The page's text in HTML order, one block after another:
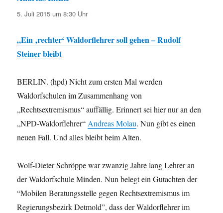
5. Juli 2015 um 8:30 Uhr
„Ein ‚rechter‘ Waldorflehrer soll gehen – Rudolf
Steiner bleibt
BERLIN. (hpd) Nicht zum ersten Mal werden
Waldorfschulen im Zusammenhang von
„Rechtsextremismus“ auffällig. Erinnert sei hier nur an den
„NPD-Waldorflehrer“Andreas Molau. Nun gibt es einen
neuen Fall. Und alles bleibt beim Alten.
Wolf-Dieter Schröppe war zwanzig Jahre lang Lehrer an
der Waldorfschule Minden. Nun belegt ein Gutachten der
“Mobilen Beratungsstelle gegen Rechtsextremismus im
Regierungsbezirk Detmold”, dass der Waldorflehrer im